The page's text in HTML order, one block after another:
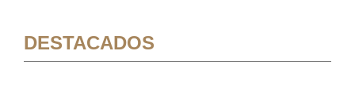
DESTACADOS